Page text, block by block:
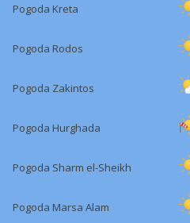
Pogoda Kreta
Pogoda Rodos
Pogoda Zakintos
Pogoda Hurghada
Pogoda Sharm el-Sheikh
Pogoda Marsa Alam